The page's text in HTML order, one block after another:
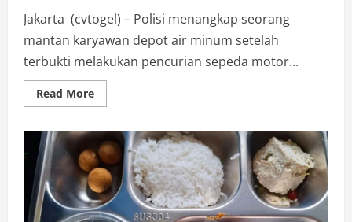
Jakarta (cvtogel) – Polisi menangkap seorang
mantan karyawan depot air minum setelah
terbukti melakukan pencurian sepeda motor...
Read MoreRead
more
Motor,
Mantan
Karyawan
Depot
Air
Minum
Ditangkap
Polisi